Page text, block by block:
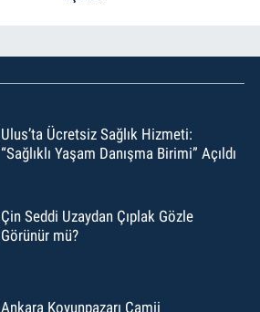
Ulus’ta Ücretsiz Sağlık Hizmeti:
“Sağlıklı Yaşam Danışma Birimi” Açıldı
Çin Seddi Uzaydan Çıplak Gözle
Görünür mü?
Ankara Koyunpazarı Camii